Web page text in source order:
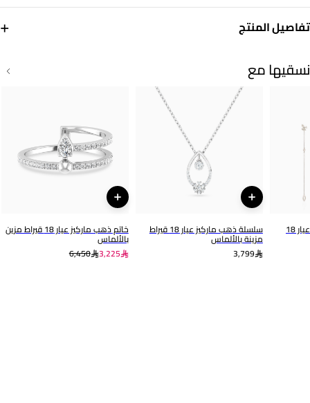
تفاصيل المنتج
+
ذهب أبيض 18 قيراط
العلامة التجارية
لازوردي
رقم الموديل
نسقيها مع
أقراط متدلية ذهب ماركيز عيار 18 سلسلة ذهب ماركيز عيار 18 قيراط
مزينة بالألماس
3,799
خاتم ذهب ماركيز عيار 18 قيراط مزين
بالألماس
6,450 3,225